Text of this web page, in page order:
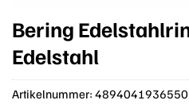
Bering
Edelstahl
Artikelnummer: 4894041936550